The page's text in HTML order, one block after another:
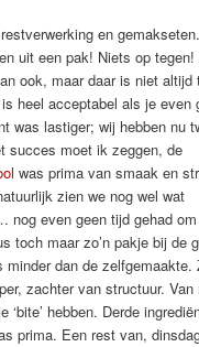
en
uit een pak! Niets op
ook, maar daar is niet altijd
heel acceptabel als je even
was lastiger; wij hebben nu
succes moet ik zeggen, de
was prima van smaak en
zien we nog wel wat
nog even geen tijd gehad
toch maar zo’n pakje bij de
dan de zelfgemaakte.
zachter van structuur.
‘bite’ hebben. Derde
prima. Een rest van,